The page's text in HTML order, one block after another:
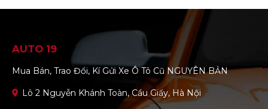
AUTO 19
Mua Bán, Trao Đổi, Kí Gửi Xe Ô Tô Cũ NGUYÊN BẢN
Lô 2 Nguyễn Khánh Toàn, Cầu Giấy, Hà Nội